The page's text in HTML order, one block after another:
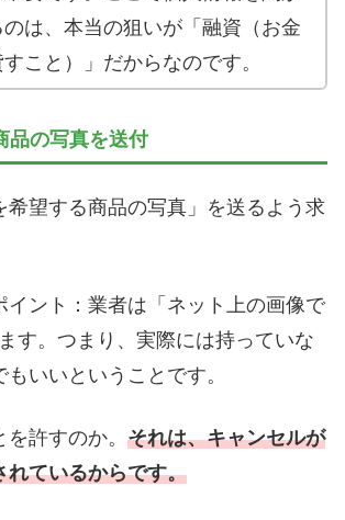
は、本当の狙いが「融資（お金
すこと）」だからなのです。
品の写真を送付
希望する商品の写真」を送るよう求
イント：業者は「ネット上の画像で
す。つまり、実際には持っていな
いいということです。
許すのか。 それは、キャンセルが
れているからです。